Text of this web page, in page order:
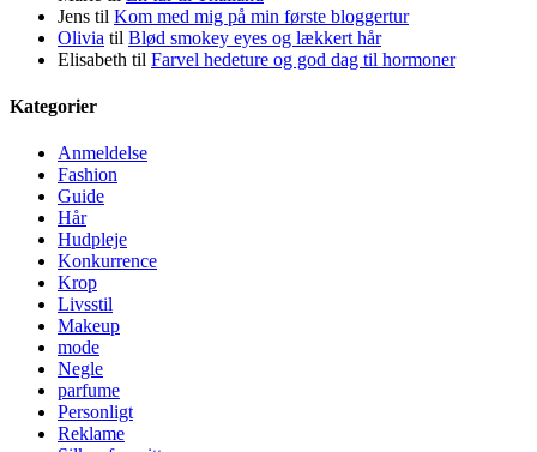
Jens til Kom med mig på min første bloggertur
Olivia til Blød smokey eyes og lækkert hår
Elisabeth til Farvel hedeture og god dag til hormoner
Kategorier
Anmeldelse
Fashion
Guide
Hår
Hudpleje
Konkurrence
Krop
Livsstil
Makeup
mode
Negle
parfume
Personligt
Reklame